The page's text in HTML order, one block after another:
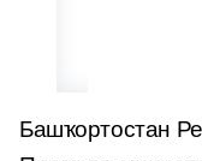
Башҡортостан